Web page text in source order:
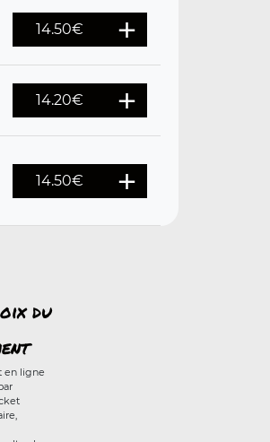
14.50€
14.20€
14.50€
du
en ligne